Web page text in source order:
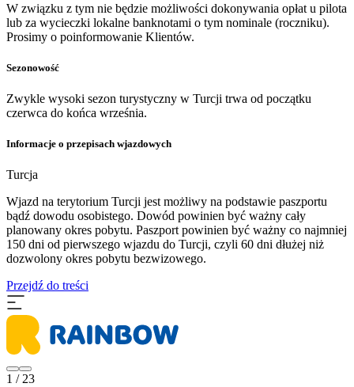
W związku z tym nie będzie możliwości dokonywania opłat u pilota
lub za wycieczki lokalne banknotami o tym nominale (roczniku).
Prosimy o poinformowanie Klientów.
Sezonowość
Zwykle wysoki sezon turystyczny w Turcji trwa od początku
czerwca do końca września.
Informacje o przepisach wjazdowych
Turcja
Wjazd na terytorium Turcji jest możliwy na podstawie paszportu
bądź dowodu osobistego. Dowód powinien być ważny cały
planowany okres pobytu. Paszport powinien być ważny co najmniej
150 dni od pierwszego wjazdu do Turcji, czyli 60 dni dłużej niż
dozwolony okres pobytu bezwizowego.
Przejdź do treści
1 / 23